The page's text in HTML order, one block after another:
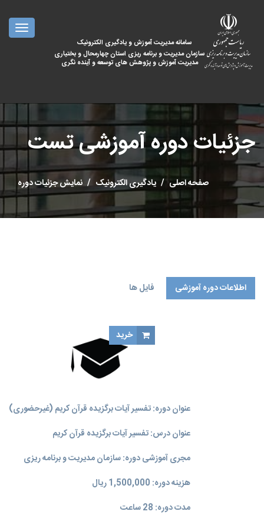
سامانه مدیریت آموزش و یادگیری الکترونیک
سازمان مدیریت و برنامه ریزی استان چهارمحال و بختیاری
مدیریت آموزش و پژوهش های توسعه و آینده نگری
جزئیات دوره آموزشی تست
صفحه اصلی یادگیری الکترونیک نمایش جزئیات دوره
اطلاعات دوره آموزشی فایل ها
عنوان دوره: تفسیر آیات برگزیده قرآن کریم (غیرحضوری)
عنوان درس: تفسیر آیات برگزیده قرآن کریم
مجری آموزشی دوره: سازمان مدیریت و برنامه‌ ریزی
هزینه دوره: 1,500,000 ریال
مدت دوره: 28 ساعت
خرید